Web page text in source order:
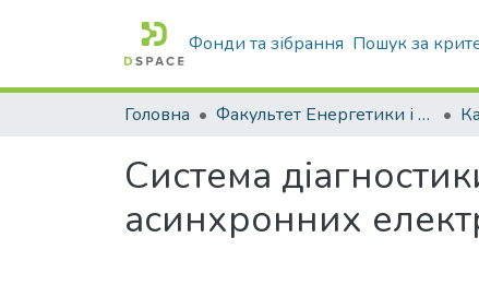
Фонди та зібрання Пошук за
Головна Факультет Енергетики і комп'ютерних технологій
Система
асинхронних